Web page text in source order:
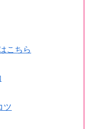
こちら
ツ